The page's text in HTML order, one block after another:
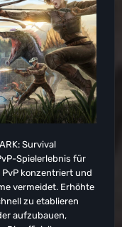
Survival
Spielerlebnis für
konzentriert und
vermeidet. Erhöhte
zu etablieren
aufzubauen,